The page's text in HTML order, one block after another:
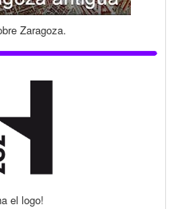
Zaragoza.
el logo!